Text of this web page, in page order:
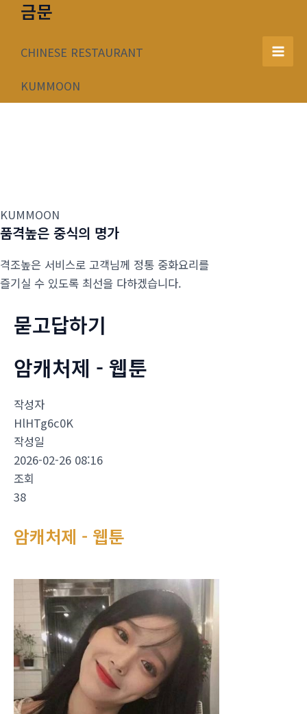
너
금문
CHINESE RESTAURANT
KUMMOON
Main
KUMMOON
품격높은 중식의 명가
격조높은 서비스로 고객님께 정통 중화요리를
즐기실 수 있도록 최선을 다하겠습니다.
묻고답하기
암캐처제 - 웹툰
작성자
HlHTg6c0K
작성일
2026-02-26 08:16
조회
38
암캐처제 - 웹툰